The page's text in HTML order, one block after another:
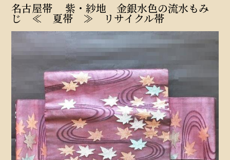
名古屋帯 紫・紗地 金銀水色の流水もみ
じ ≪ 夏帯 ≫ リサイクル帯